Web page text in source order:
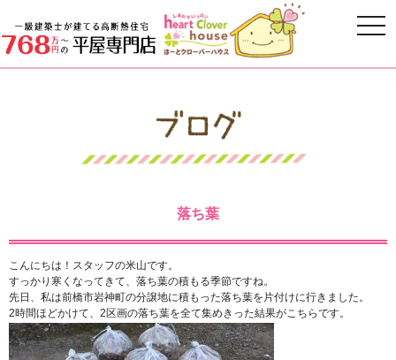
落ち葉
こんにちは！スタッフの米山です。
すっかり寒くなってきて、落ち葉の積もる季節ですね。
先日、私は前橋市岩神町の分譲地に積もった落ち葉を片付けに行きました。
2時間ほどかけて、2区画の落ち葉を全て集めきった結果がこちらです。